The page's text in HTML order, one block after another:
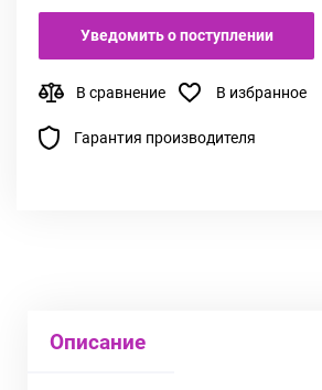
Уведомить о поступлении
В сравнение В избранное
Гарантия производителя
Описание